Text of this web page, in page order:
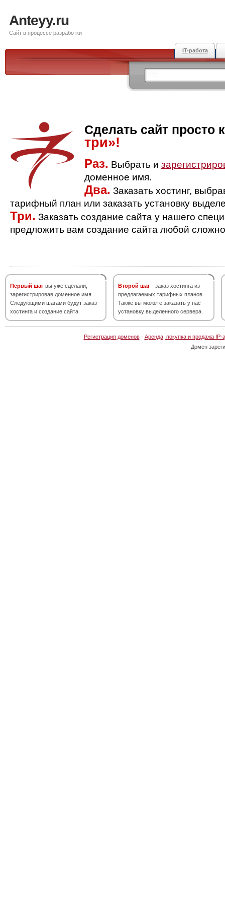
Anteyy.ru
Сайт в процессе разработки
IT-работа
Сделать сайт просто
три»!
Раз. Выбрать и
доменное имя.
Два. Заказать хостинг,
тарифный план или заказать установку
Три. Заказать создание сайта у нашего
предложить вам создание сайта любой
Первый шаг вы уже сделали,
зарегистрировав доменное имя.
Следующими шагами будут заказ
хостинга и создание сайта.
Второй шаг - заказ хостинга из
предлагаемых тарифных планов.
Также вы можете заказать у нас
установку выделенного сервера.
Регистрация доменов· Аренда, покупка и продажа IP-
Домен